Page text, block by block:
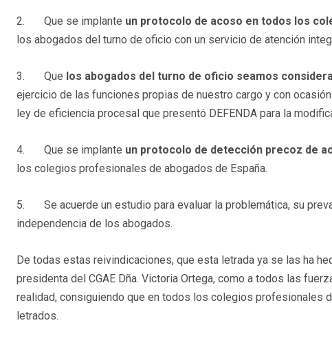
2. Que se implante un protocolo de acoso en todos los
los abogados del turno de oficio con un servicio de atención
3. Que los abogados del turno de oficio seamos
ejercicio de las funciones propias de nuestro cargo y con
ley de eficiencia procesal que presentó DEFENDA para la
4. Que se implante un protocolo de detección precoz de
los colegios profesionales de abogados de España.
5. Se acuerde un estudio para evaluar la problemática, su
independencia de los abogados.
De todas estas reivindicaciones, que esta letrada ya se las ha
presidenta del CGAE Dña. Victoria Ortega, como a todos las
realidad, consiguiendo que en todos los colegios profesionales
letrados.